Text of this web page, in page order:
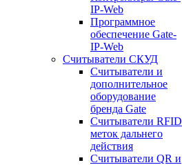
IP-Web
Программное
обеспечение Gate-
IP-Web
Считыватели СКУД
Считыватели и
дополнительное
оборудование
бренда Gate
Считыватели RFID
меток дальнего
действия
Считыватели QR и